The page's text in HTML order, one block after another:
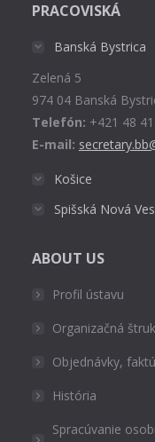
opens
window
PRACOVISKÁ
Banská Bystrica
Zelená 5
974 04 Banská
Telefón: +421 48
E-mail:
Košice
Spišská Nová Ves
ABOUT US
Profil ústavu
Organizačná
Objednávky,
História
Spracúvanie